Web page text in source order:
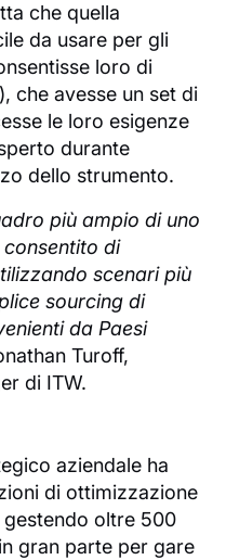
che quella
da usare per gli
loro di
che avesse un set di
le loro esigenze
durante
dello strumento.
più ampio di uno
di
scenari più
sourcing di
da Paesi
Turoff,
di ITW.
aziendale ha
di ottimizzazione
gestendo oltre 500
gran parte per gare